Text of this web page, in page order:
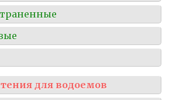
для водоемов